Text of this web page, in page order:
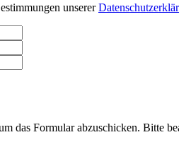
unserer
das Formular abzuschicken. Bitte